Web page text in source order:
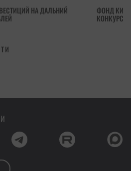
НА ДАЛЬНИЙ ФОНД